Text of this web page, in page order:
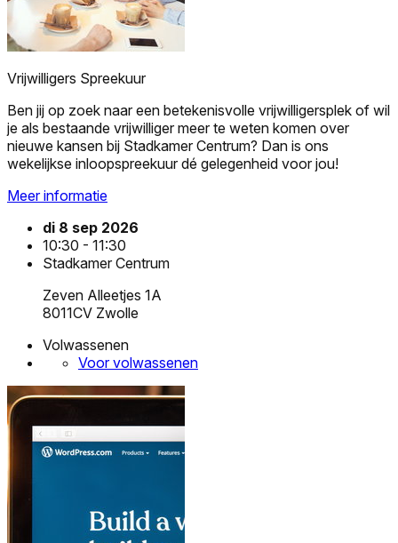
Vrijwilligers Spreekuur
Ben jij op zoek naar een betekenisvolle vrijwilligersplek of wil
je als bestaande vrijwilliger meer te weten komen over
nieuwe kansen bij Stadkamer Centrum? Dan is ons
wekelijkse inloopspreekuur dé gelegenheid voor jou!
Meer informatie
di 8 sep 2026
10:30 - 11:30
Stadkamer Centrum
Zeven Alleetjes 1A
8011CV Zwolle
Volwassenen
Voor volwassenen